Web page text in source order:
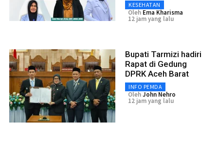
KESEHATAN
Oleh Ema Kharisma
12 jam yang lalu
Bupati Tarmizi hadiri
Rapat di Gedung
DPRK Aceh Barat
INFO PEMDA
OlehJohn Nehro
12 jam yang lalu